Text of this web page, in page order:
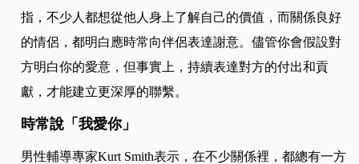
指，不少人都想從他人身上了解自己的價值，而關係良好
的情侶，都明白應時常向伴侶表達謝意。儘管你會假設對
方明白你的愛意，但事實上，持續表達對方的付出和貢
獻，才能建立更深厚的聯繫。
時常說「我愛你」
男性輔導專家Kurt Smith表示，在不少關係裡，都總有一方